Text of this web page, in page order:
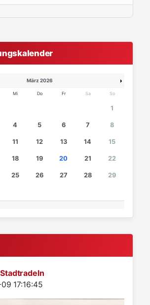
März 2026
Mi Do Fr Sa So
1
4 5 6 7 8
11 12 13 14 15
18 19 20 21 22
25 26 27 28 29
17:16:45